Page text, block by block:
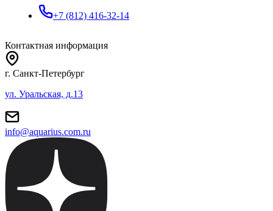
+7 (812) 416-32-14
Контактная информация
г. Санкт-Петербург
ул. Уральская, д.13
info@aquarius.com.ru